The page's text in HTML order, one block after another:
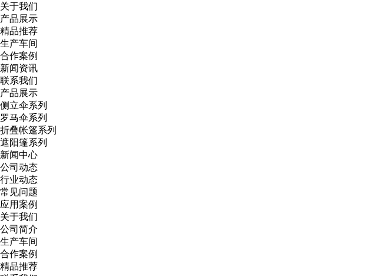
关于我们
产品展示
精品推荐
生产车间
合作案例
新闻资讯
联系我们
产品展示
侧立伞系列
罗马伞系列
折叠帐篷系列
遮阳篷系列
新闻中心
公司动态
行业动态
常见问题
应用案例
关于我们
公司简介
生产车间
合作案例
精品推荐